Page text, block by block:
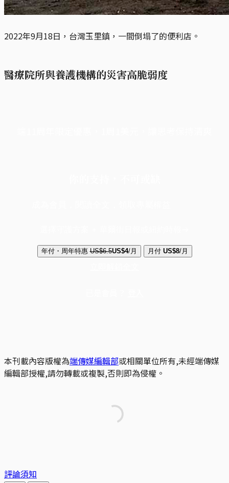
2022年9月18日，台灣玉里鎮，一間倒塌了的便利店。
醫療院所與養護機構的災害高脆弱度
年付・周年特惠 US$6.5US$4/月 月付 US$8/月
本刊載內容版權為端傳媒編輯部或相關單位所有,未經端傳媒
編輯部授權,請勿轉載或複製,否則即為侵權。
評論須知